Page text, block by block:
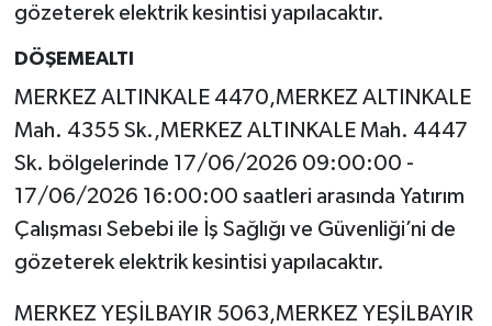
gözeterek elektrik kesintisi yapılacaktır.
DÖŞEMEALTI
MERKEZ ALTINKALE 4470,MERKEZ ALTINKALE
Mah. 4355 Sk.,MERKEZ ALTINKALE Mah. 4447
Sk. bölgelerinde 17/06/2026 09:00:00 -
17/06/2026 16:00:00 saatleri arasında Yatırım
Çalışması Sebebi ile İş Sağlığı ve Güvenliği’ni de
gözeterek elektrik kesintisi yapılacaktır.
MERKEZ YEŞİLBAYIR 5063,MERKEZ YEŞİLBAYIR